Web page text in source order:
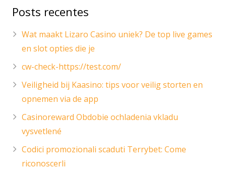
Posts recentes
Wat maakt Lizaro Casino uniek? De top live games
en slot opties die je
cw-check-https://test.com/
Veiligheid bij Kaasino: tips voor veilig storten en
opnemen via de app
Casinoreward Obdobie ochladenia vkladu
vysvetlené
Codici promozionali scaduti Terrybet: Come
riconoscerli